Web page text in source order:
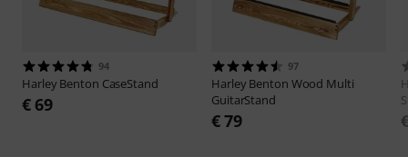
94
Harley Benton CaseStand
€ 69
97
Harley Benton Wood Multi
GuitarStand
€ 79